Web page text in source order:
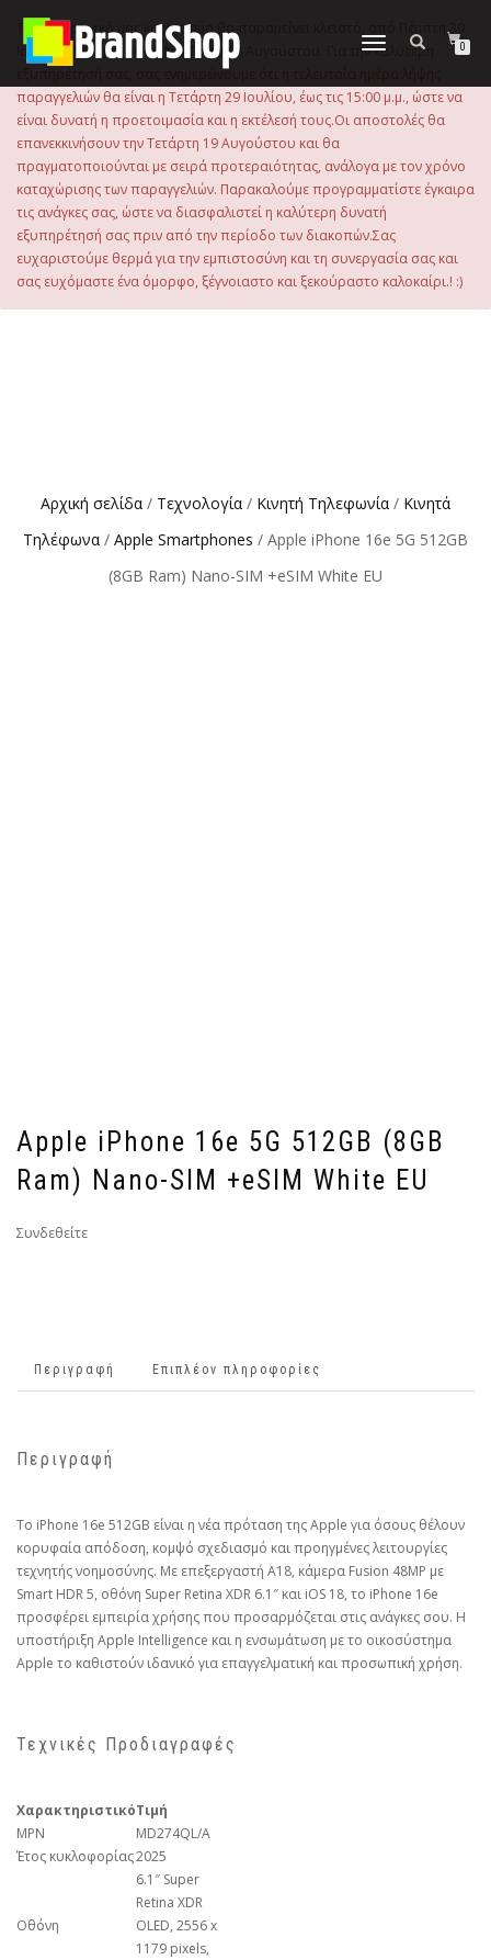
περιεχόμενο
Εναλλαγή
0
Το ηλεκτρονικό μας κατάστημα θα παραμείνει κλειστό, από Πέμπτη 30
Ιουλίου 2026 μέχρι και την Τρίτη 18 Αυγούστου. Για την καλύτερη
εξυπηρέτησή σας, σας ενημερώνουμε ότι η τελευταία ημέρα λήψης
παραγγελιών θα είναι η Τετάρτη 29 Ιουλίου, έως τις 15:00 μ.μ., ώστε να
είναι δυνατή η προετοιμασία και η εκτέλεσή τους.Οι αποστολές θα
επανεκκινήσουν την Τετάρτη 19 Αυγούστου και θα
πραγματοποιούνται με σειρά προτεραιότητας, ανάλογα με τον χρόνο
καταχώρισης των παραγγελιών. Παρακαλούμε προγραμματίστε έγκαιρα
τις ανάγκες σας, ώστε να διασφαλιστεί η καλύτερη δυνατή
εξυπηρέτησή σας πριν από την περίοδο των διακοπών.Σας
ευχαριστούμε θερμά για την εμπιστοσύνη και τη συνεργασία σας και
σας ευχόμαστε ένα όμορφο, ξέγνοιαστο και ξεκούραστο καλοκαίρι.! :)
Αρχική σελίδα / Τεχνολογία / Κινητή Τηλεφωνία / Κινητά
Τηλέφωνα / Apple Smartphones / Apple iPhone 16e 5G 512GB
(8GB Ram) Nano-SIM +eSIM White EU
Apple iPhone 16e 5G 512GB (8GB
Ram) Nano-SIM +eSIM White EU
Συνδεθείτε
Περιγραφή Επιπλέον πληροφορίες
Περιγραφή
Το iPhone 16e 512GB είναι η νέα πρόταση της Apple για όσους θέλουν
κορυφαία απόδοση, κομψό σχεδιασμό και προηγμένες λειτουργίες
τεχνητής νοημοσύνης. Με επεξεργαστή A18, κάμερα Fusion 48MP με
Smart HDR 5, οθόνη Super Retina XDR 6.1″ και iOS 18, το iPhone 16e
προσφέρει εμπειρία χρήσης που προσαρμόζεται στις ανάγκες σου. Η
υποστήριξη Apple Intelligence και η ενσωμάτωση με το οικοσύστημα
Apple το καθιστούν ιδανικό για επαγγελματική και προσωπική χρήση.
Τεχνικές Προδιαγραφές
ΧαρακτηριστικόΤιμή
MPN
MD274QL/A
Έτος κυκλοφορίας2025
Οθόνη
6.1″ Super
Retina XDR
OLED, 2556 x
1179 pixels,